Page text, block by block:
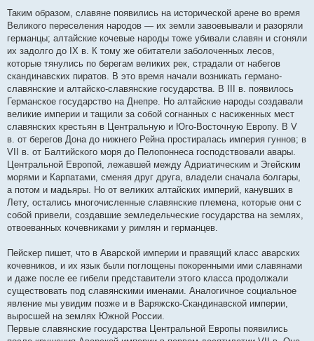
Таким образом, славяне появились на исторической арене во время
Великого переселения народов — их земли завоевывали и разоряли
германцы; алтайские кочевые народы тоже убивали славян и сгоняли
их задолго до IX в. К тому же обитатели заболоченных лесов,
которые тянулись по берегам великих рек, страдали от набегов
скандинавских пиратов. В это время начали возникать германо-
славянские и алтайско-славянские государства. В III в. появилось
Германское государство на Днепре. Но алтайские народы создавали
великие империи и тащили за собой согнанных с насиженных мест
славянских крестьян в Центральную и Юго-Восточную Европу. В V
в. от берегов Дона до нижнего Рейна простиралась империя гуннов; в
VII в. от Балтийского моря до Пелопоннеса господствовали авары.
Центральной Европой, лежавшей между Адриатическим и Эгейским
морями и Карпатами, сменяя друг друга, владели сначала болгары,
а потом и мадьяры. Но от великих алтайских империй, канувших в
Лету, остались многочисленные славянские племена, которые они с
собой привели, создавшие земледельческие государства на землях,
отвоеванных кочевниками у римлян и германцев.
Пейскер пишет, что в Аварской империи и правящий класс аварских
кочевников, и их язык были поглощены покоренными ими славянами
и даже после ее гибели представители этого класса продолжали
существовать под славянскими именами. Аналогичное социальное
явление мы увидим позже и в Варяжско-Скандинавской империи,
выросшей на землях Южной России.
Первые славянские государства Центральной Европы появились